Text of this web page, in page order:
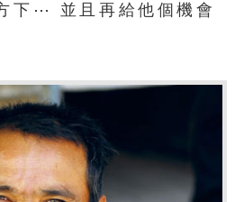
下⋯ 並且再給他個機會